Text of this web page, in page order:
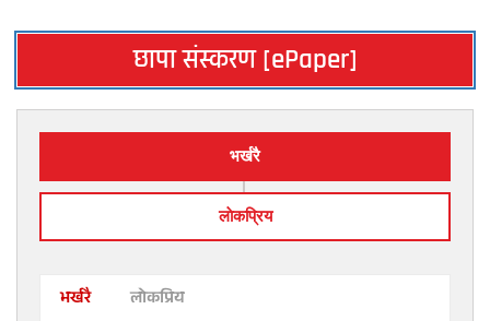
छापा संस्करण [ePaper]
भर्खरै
लाेकप्रिय
भर्खरै लोकप्रिय